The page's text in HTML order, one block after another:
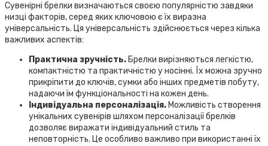
Сувенірні брелки визначаються своєю популярністю завдяки
низці факторів, серед яких ключовою є їх виразна
універсальність. Ця універсальність здійснюється через кілька
важливих аспектів:
Практична зручність. Брелки вирізняються легкістю,
компактністю та практичністю у носінні. Їх можна зручно
прикріпити до ключів, сумки або інших предметів побуту,
надаючи їм функціональності на кожен день.
Індивідуальна персоналізація. Можливість створення
унікальних сувенірів шляхом персоналізації брелків
дозволяє виражати індивідуальний стиль та
неповторність. Це особливо важливо при використанні їх